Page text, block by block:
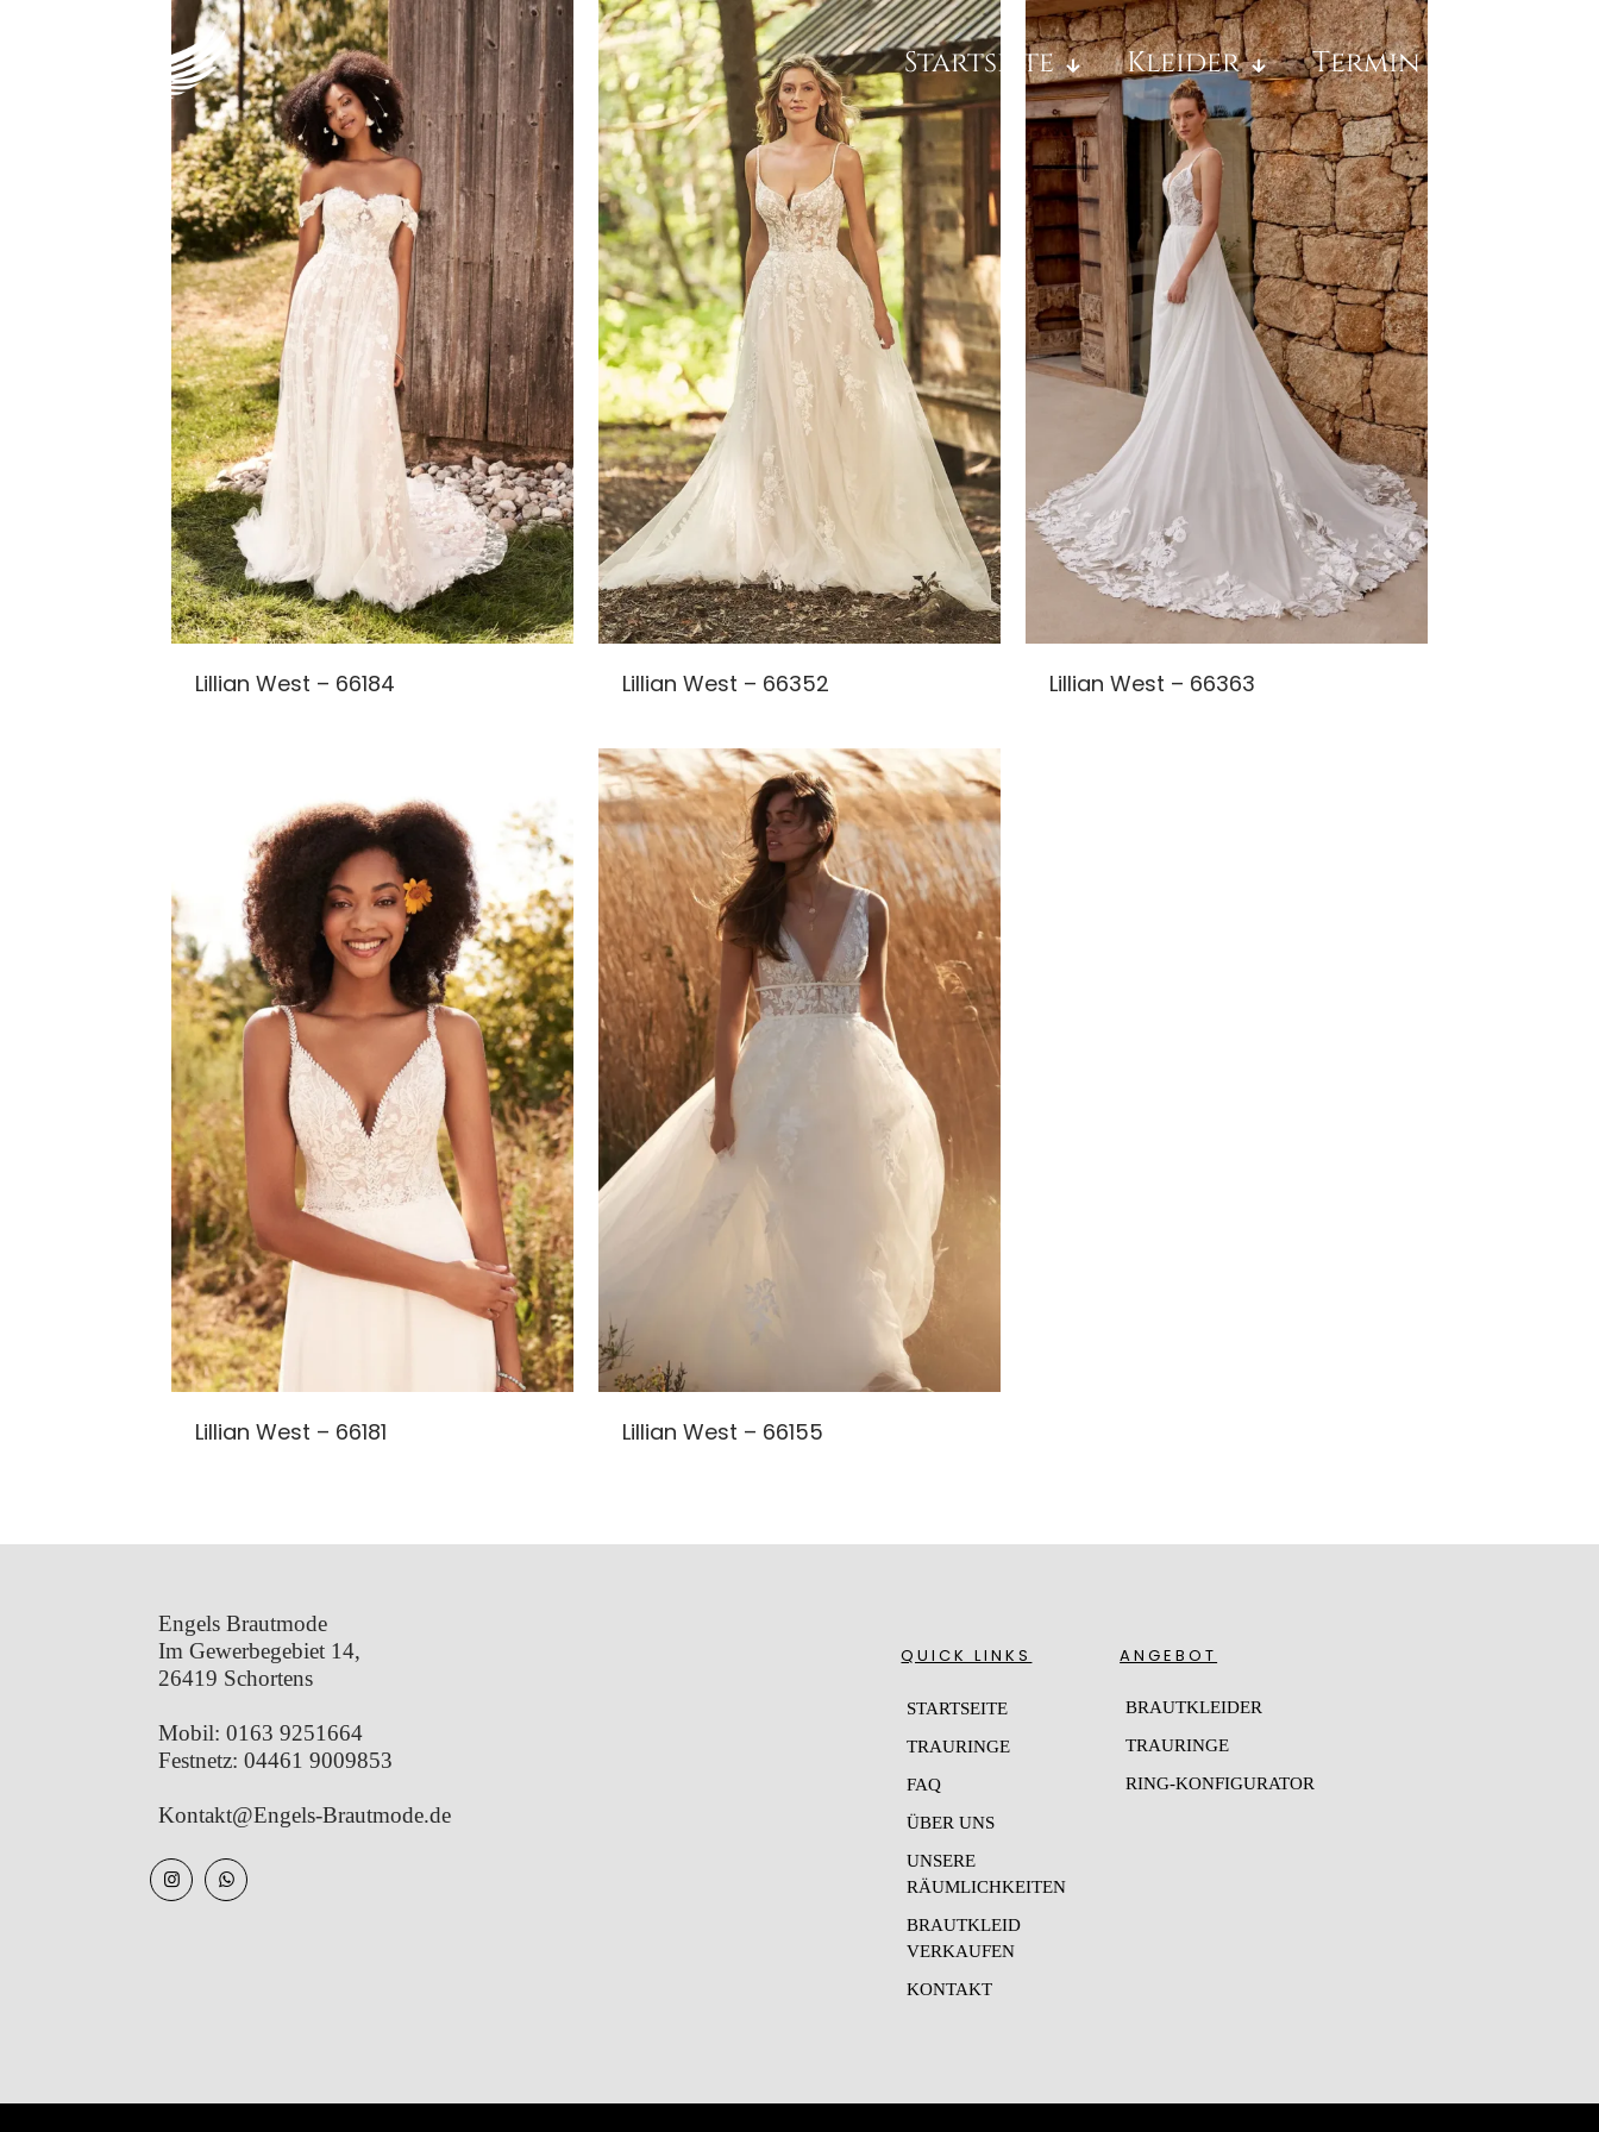
Startseite Kleider Termin Buchen
Lillian West – 66184 Lillian West – 66352 Lillian West – 66363
Lillian West – 66181 Lillian West – 66155
Engels Brautmode
Im Gewerbegebiet 14,
26419 Schortens
Mobil: 0163 9251664
Festnetz: 04461 9009853
Kontakt@Engels-Brautmode.de
QUICK LINKS
STARTSEITE
TRAURINGE
FAQ
ÜBER UNS
UNSERE
RÄUMLICHKEITEN
BRAUTKLEID
VERKAUFEN
KONTAKT
ANGEBOT
BRAUTKLEIDER
TRAURINGE
RING-KONFIGURATOR